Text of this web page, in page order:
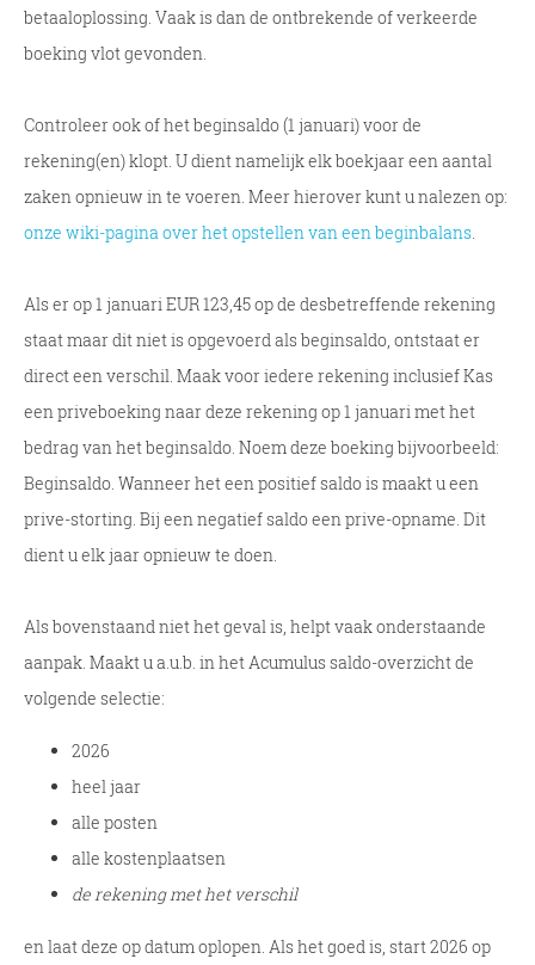
betaaloplossing. Vaak is dan de ontbrekende of verkeerde
boeking vlot gevonden.
Controleer ook of het beginsaldo (1 januari) voor de
rekening(en) klopt. U dient namelijk elk boekjaar een aantal
zaken opnieuw in te voeren. Meer hierover kunt u nalezen op:
onze wiki-pagina over het opstellen van een beginbalans.
Als er op 1 januari EUR 123,45 op de desbetreffende rekening
staat maar dit niet is opgevoerd als beginsaldo, ontstaat er
direct een verschil. Maak voor iedere rekening inclusief Kas
een priveboeking naar deze rekening op 1 januari met het
bedrag van het beginsaldo. Noem deze boeking bijvoorbeeld:
Beginsaldo. Wanneer het een positief saldo is maakt u een
prive-storting. Bij een negatief saldo een prive-opname. Dit
dient u elk jaar opnieuw te doen.
Als bovenstaand niet het geval is, helpt vaak onderstaande
aanpak. Maakt u a.u.b. in het Acumulus saldo-overzicht de
volgende selectie:
2026
heel jaar
alle posten
alle kostenplaatsen
de rekening met het verschil
en laat deze op datum oplopen. Als het goed is, start 2026 op